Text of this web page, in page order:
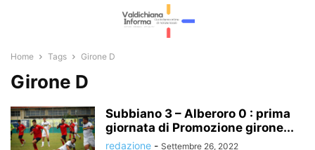
Home Tags Girone D
Girone D
Subbiano 3 – Alberoro 0 : prima
giornata di Promozione girone...
redazione - Settembre 26, 2022